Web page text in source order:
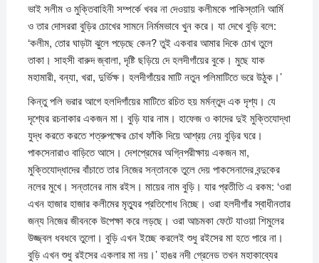
ভাই সলীম ও মুক্তিবাহিনী সম্পর্কে খবর না দেওয়ায় কলীমকে পাকিস্তানি আর্মি
ও তার দোসররা বুড়ির চোখের সামনে নির্মমভাবে খুন করে। যা দেখে বুড়ি বলে:
‘কলীম, তোর ঘাড়টা ঝুলে পড়েছে কেন? তুই একবার আমার দিকে চোখ তুলে
তাকা। সাহসী বারুদ জ্বালা, দৃষ্টি ছড়িয়ে দে হলদীগাঁয়ের বুকে। মুছে যাক
মহামারী, বন্যা, খরা, দুর্ভিক্ষ। হলদীগাঁয়ের মাটি নতুন পলিমাটিতে ভরে উঠুক।’
কিন্তু পলি ভরার আগে হলদিগাঁয়ের মাটিতে রচিত হয় মর্মন্তুদ এক দৃশ্য। যে
দৃশ্যের রচনাকার একজন মা। বুড়ি যার নাম। হাফেজ ও কাদের দুই মুক্তিযোদ্ধা
যুদ্ধ করতে করতে শত্রুপক্ষের চোখ ফাঁকি দিয়ে আশ্রয় নেয় বুড়ির ঘরে।
পাকসেনারাও বাড়িতে আসে। দেশপ্রেমের অগ্নিপরীক্ষায় একজন মা,
মুক্তিযোদ্ধাদের বাঁচাতে তার নিজের সন্তানকে তুলে দেয় পাকসেনাদের বন্দুকের
নলের মুখে। সন্তানের নাম রইস। মায়ের নাম বুড়ি। যার প্রতীতি এ রকম: ‘ওরা
এখন হাজার হাজার কলীমের মৃত্যুর প্রতিশোধ নিচ্ছে। ওরা হলদীগাঁর স্বাধীনতার
জন্য নিজের জীবনকে উপেক্ষা করে লড়ছে। ওরা আচমকা ফেটে যাওয়া শিমুলের
উজ্জ্বল ধবধবে তুলো। বুড়ি এখন ইচ্ছে করলেই শুধু রইসের মা হতে পারে না।
বুড়ি এখন শুধু রইসের একলার মা নয়।’ হাঙর নদী গ্রেনেড তখন মহাকাব্যের